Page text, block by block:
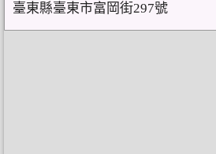
臺東縣臺東市富岡街297號